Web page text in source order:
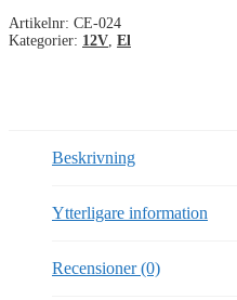
Artikelnr: CE-024
Kategorier: 12V El
Beskrivning
Ytterligare information
Recensioner (0)